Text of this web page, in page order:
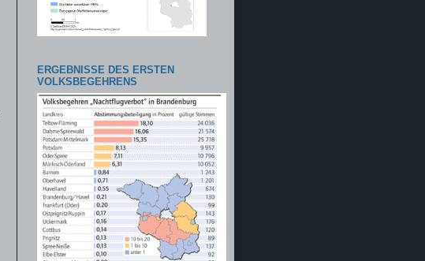
ERGEBNISSE DES ERSTEN
VOLKSBEGEHRENS